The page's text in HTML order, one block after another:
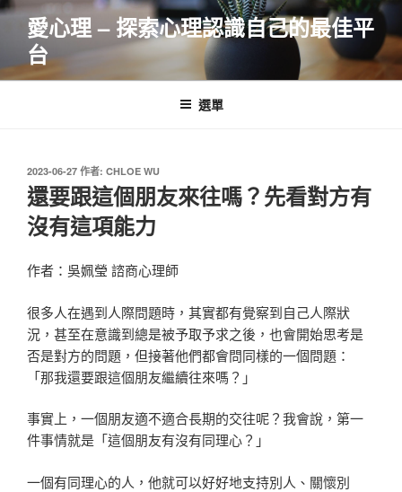
跳
要
愛心理 – 探索心理認識自己的最佳平
台
選單
發
佈
於
2023-06-27 作者: CHLOE WU
還要跟這個朋友來往嗎？先看對方有
沒有這項能力
作者：吳姵瑩 諮商心理師
很多人在遇到人際問題時，其實都有覺察到自己人際狀
況，甚至在意識到總是被予取予求之後，也會開始思考是
否是對方的問題，但接著他們都會問同樣的一個問題：
「那我還要跟這個朋友繼續往來嗎？」
事實上，一個朋友適不適合長期的交往呢？我會說，第一
件事情就是「這個朋友有沒有同理心？」
一個有同理心的人，他就可以好好地支持別人、關懷別